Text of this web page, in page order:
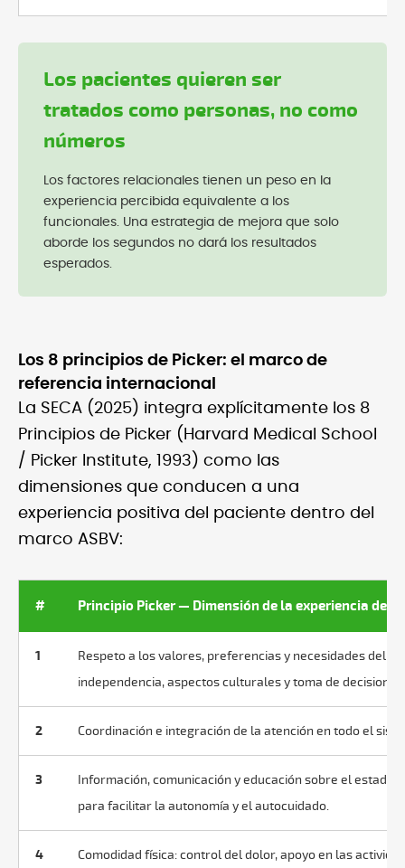
Los pacientes quieren ser
tratados como personas, no como
números
Los factores relacionales tienen un peso en la
experiencia percibida equivalente a los
funcionales. Una estrategia de mejora que solo
aborde los segundos no dará los resultados
esperados.
Los 8 principios de Picker: el marco de
referencia internacional
La SECA (2025) integra explícitamente los 8
Principios de Picker (Harvard Medical School
/ Picker Institute, 1993) como las
dimensiones que conducen a una
experiencia positiva del paciente dentro del
marco ASBV:
# Principio Picker — Dimensión de la experiencia del
1
Respeto a los valores, preferencias y necesidades del
independencia, aspectos culturales y toma de
2 Coordinación e integración de la atención en todo el
3
Información, comunicación y educación sobre el estado
para facilitar la autonomía y el autocuidado.
4
Comodidad física: control del dolor, apoyo en las